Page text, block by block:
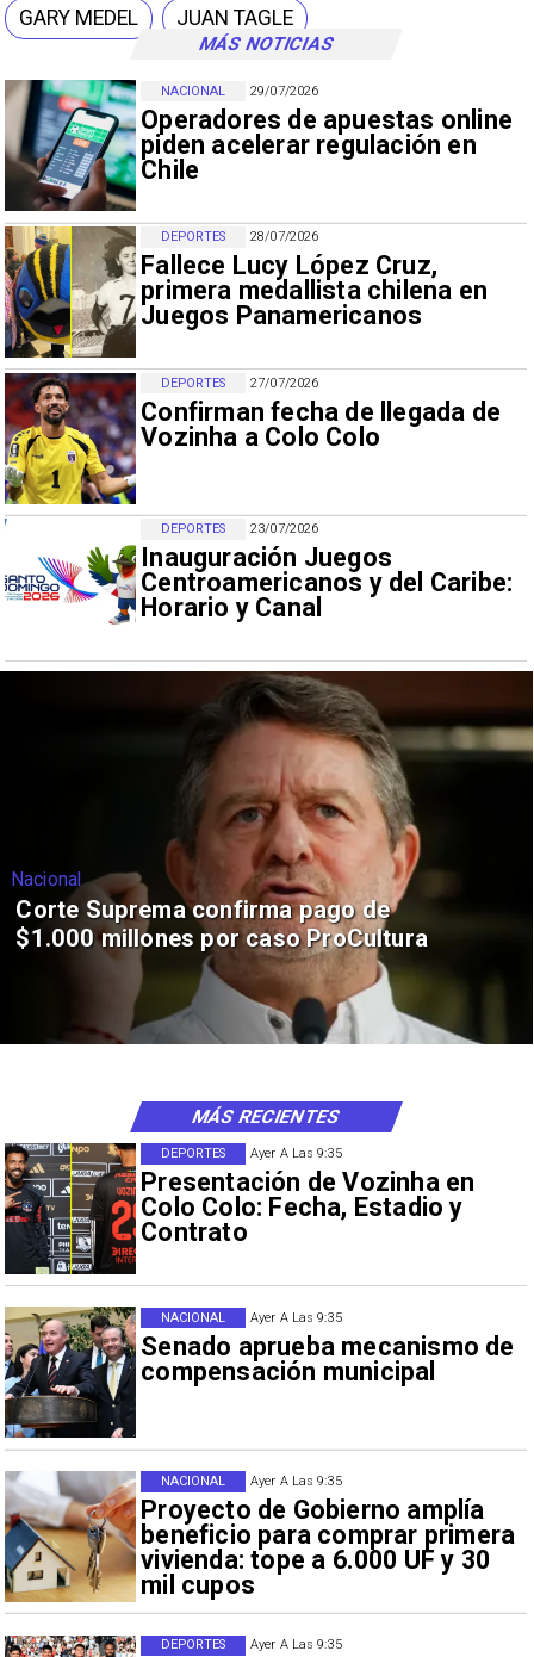
MÁS NOTICIAS
29/07/2026
Operadores de apuestas online
piden acelerar regulación en
Chile
NACIONAL
28/07/2026
Fallece Lucy López Cruz,
primera medallista chilena en
Juegos Panamericanos
DEPORTES
27/07/2026
Confirman fecha de llegada de
Vozinha a Colo Colo
DEPORTES
23/07/2026
Inauguración Juegos
Centroamericanos y del Caribe:
Horario y Canal
DEPORTES
GARY MEDEL JUAN TAGLE
Nacional
Corte Suprema confirma pago de
$1.000 millones por caso ProCultura
Ayer A Las 9:35
Presentación de Vozinha en
Colo Colo: Fecha, Estadio y
Contrato
DEPORTES
Ayer A Las 9:35
Senado aprueba mecanismo de
compensación municipal
NACIONAL
Ayer A Las 9:35
Proyecto de Gobierno amplía
beneficio para comprar primera
vivienda: tope a 6.000 UF y 30
mil cupos
NACIONAL
Ayer A Las 9:35
DEPORTES
MÁS RECIENTES